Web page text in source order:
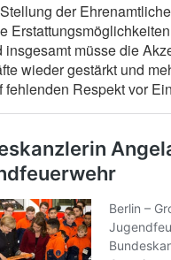
der
insgesamt müsse die
wieder gestärkt und
fehlenden Respekt vor